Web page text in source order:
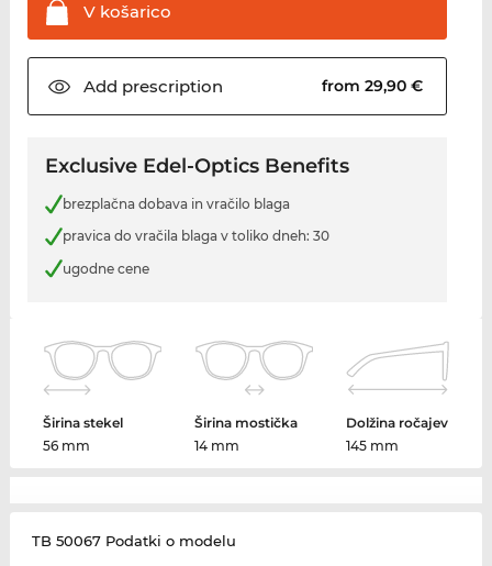
Vkošarico
Add prescription from 29,90 €
Exclusive Edel-Optics Benefits
brezplačna dobava in vračilo blaga
pravica do vračila blaga v toliko dneh: 30
ugodne cene
Širina stekel
56 mm
Širina mostička
14 mm
Dolžina ročajev
145 mm
TB 50067 Podatki o modelu